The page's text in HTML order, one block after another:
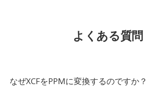
よくある質問
なぜXCFをPPMに変換するのですか？